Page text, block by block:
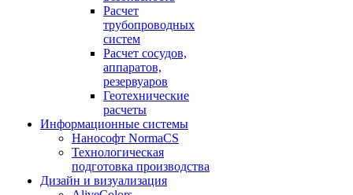
Расчет
трубопроводных
систем
Расчет сосудов,
аппаратов,
резервуаров
Геотехнические
расчеты
Информационные системы
Нанософт NormaCS
Технологическая
подготовка производства
Дизайн и визуализация